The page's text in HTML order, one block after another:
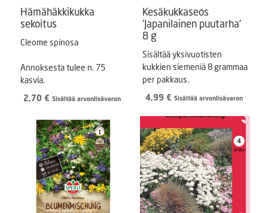
Hämähäkkikukka
sekoitus
Cleome spinosa
Annoksesta tulee n. 75
kasvia.
2,70 € Sisältää arvonlisäveron
Kesäkukkaseos
’Japanilainen puutarha’
8 g
Sisältää yksivuotisten
kukkien siemeniä 8 grammaa
per pakkaus.
4,99 € Sisältää arvonlisäveron